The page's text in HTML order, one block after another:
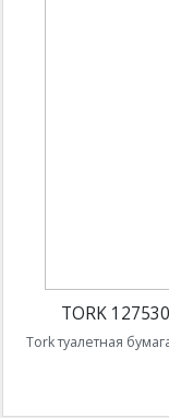
TORK
Tork туалетная